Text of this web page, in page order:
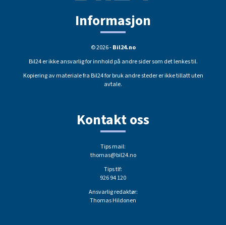
Informasjon
© 2026 -Bil24.no
Bil24 er ikke ansvarlig for innhold på andre sider som det lenkes til.
Kopiering av materiale fra Bil24 for bruk andre steder er ikke tillatt uten
avtale.
Kontakt oss
Tips mail:
thomas@bil24.no
Tips tlf:
926 94 120
Ansvarlig redaktør:
Thomas Hildonen